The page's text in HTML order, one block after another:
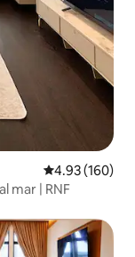
Calificación
4.93 (160)
mar | RNF